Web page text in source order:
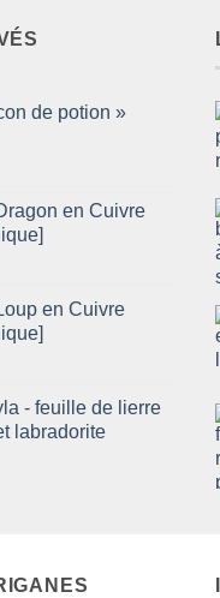
de potion »
en Cuivre
en Cuivre
- feuille de lierre
labradorite